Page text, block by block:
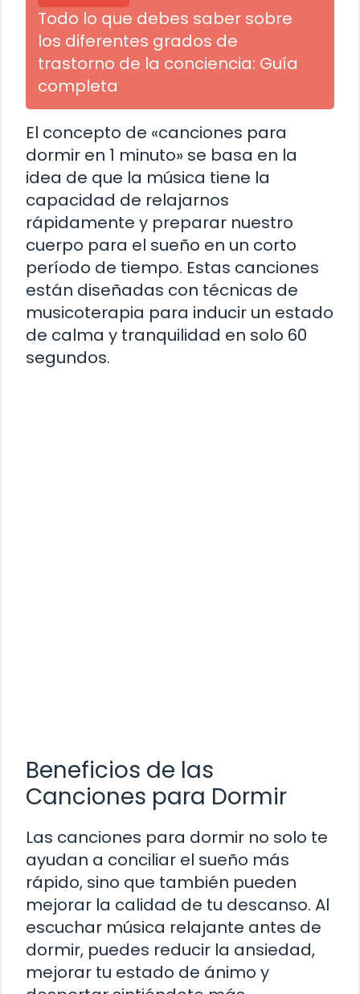
Todo lo que debes saber sobre
los diferentes grados de
trastorno de la conciencia: Guía
completa
El concepto de «canciones para
dormir en 1 minuto» se basa en la
idea de que la música tiene la
capacidad de relajarnos
rápidamente y preparar nuestro
cuerpo para el sueño en un corto
período de tiempo. Estas canciones
están diseñadas con técnicas de
musicoterapia para inducir un estado
de calma y tranquilidad en solo 60
segundos.
Beneficios de las
Canciones para Dormir
Las canciones para dormir no solo te
ayudan a conciliar el sueño más
rápido, sino que también pueden
mejorar la calidad de tu descanso. Al
escuchar música relajante antes de
dormir, puedes reducir la ansiedad,
mejorar tu estado de ánimo y